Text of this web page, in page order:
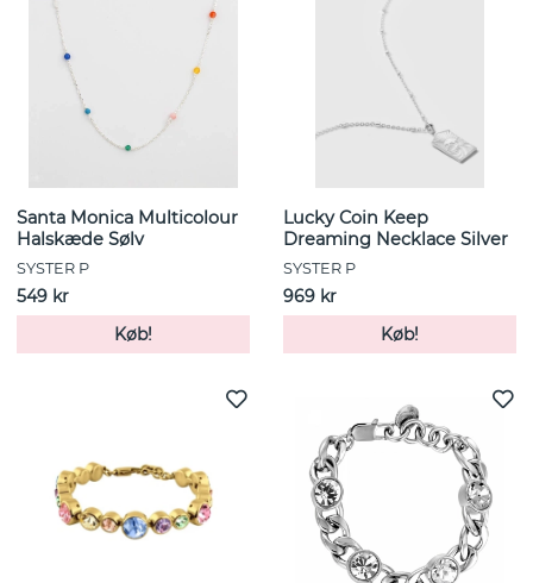
Santa Monica Multicolour
Halskæde Sølv
SYSTER P
549 kr
Køb!
Lucky Coin Keep
Dreaming Necklace Silver
SYSTER P
969 kr
Køb!